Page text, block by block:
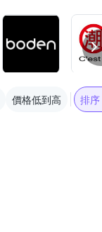
價格低到高 排序